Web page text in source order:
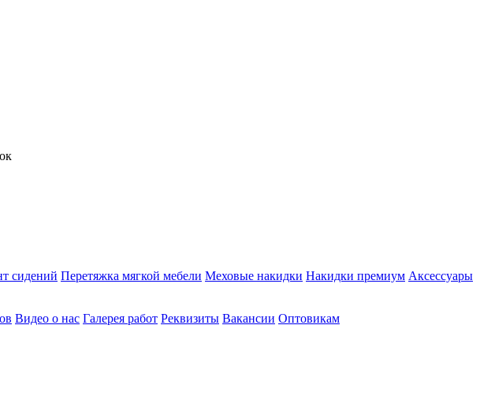
сидений Перетяжка мягкой мебели Меховые накидки Накидки премиум Аксессуары
Видео о нас Галерея работ Реквизиты Вакансии Оптовикам